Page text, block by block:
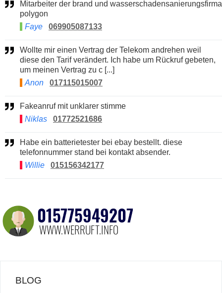
Mitarbeiter der brand und wasserschadensanierungsfirma
polygon
Faye
069905087133
Wollte mir einen Vertrag der Telekom andrehen weil
diese den Tarif verändert. Ich habe um Rückruf gebeten,
um meinen Vertrag zu c [...]
Anon
017115015007
Fakeanruf mit unklarer stimme
Niklas
01772521686
Habe ein batterietester bei ebay bestellt. diese
telefonnummer stand bei kontakt absender.
Willie
015156342177
BLOG